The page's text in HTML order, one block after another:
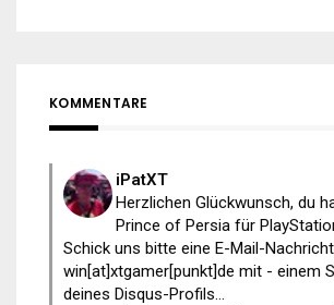
KOMMENTARE
iPatXT
Herzlichen Glückwunsch, du
Prince of Persia für
Schick uns bitte eine E-Mail-
win[at]xtgamer[punkt]de mit - einem
deines Disqus-Profils...